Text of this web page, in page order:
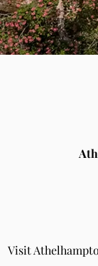
Visit